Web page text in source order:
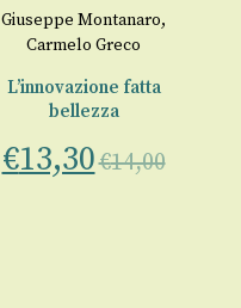
Giuseppe Montanaro,
Carmelo Greco
L’innovazione fatta
bellezza
€13,30€14,00